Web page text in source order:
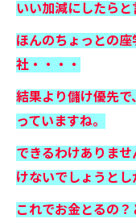
いい加減にしたら
ほんのちょっとの
社・・・・
結果より儲け優先
っていますね。
できるわけありま
けないでしょうとし
これでお金とるの？